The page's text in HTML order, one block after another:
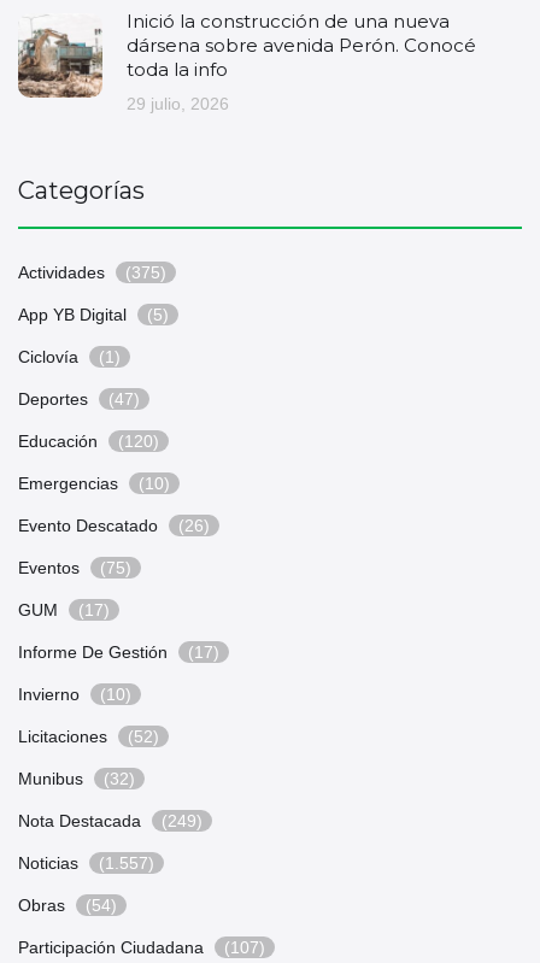
Inició la construcción de una nueva
dársena sobre avenida Perón. Conocé
toda la info
29 julio, 2026
Categorías
Actividades (375)
App YB Digital (5)
Ciclovía (1)
Deportes (47)
Educación (120)
Emergencias (10)
Evento Descatado (26)
Eventos (75)
GUM (17)
Informe De Gestión (17)
Invierno (10)
Licitaciones (52)
Munibus (32)
Nota Destacada (249)
Noticias (1.557)
Obras (54)
Participación Ciudadana (107)